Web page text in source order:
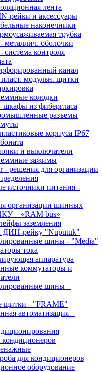
лента
рейки и аксессуары
наконечники
трубка
металлич. оболочки
контроля
канал
модульн. щитки
колодки
шкафы из фибергласа
разъемы
корпуса IP67
и выключатели
зажимы
- решения для организации
источники питания -
организации шинных
– «RAM bus»
заземления
ДИН-рейку "Nuputuk"
шины - "Media"
тока
аппаратура
коммутаторы и
шины –
щитки - "FRAME"
автоматизация –
кондиционеров
для кондиционеров
оборудование